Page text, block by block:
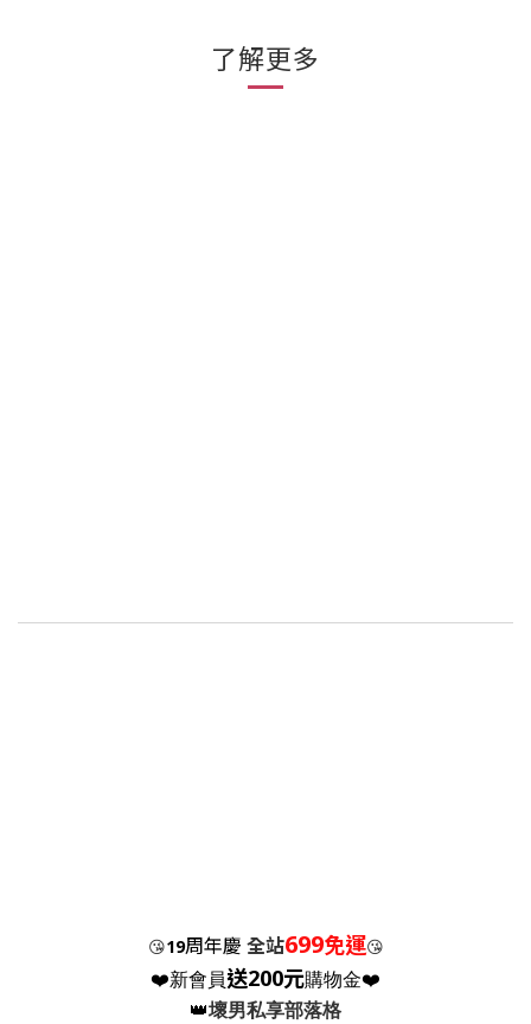
了解更多
😘19周年慶 全站699免運😘
❤️新會員送200元購物金❤️
👑壞男私享部落格